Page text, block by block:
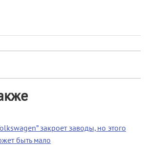
закроет заводы, но этого
быть мало